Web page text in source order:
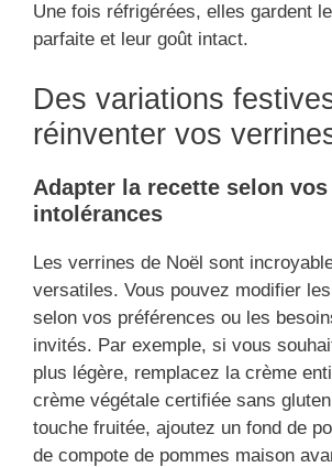
Une fois réfrigérées, elles gardent
parfaite et leur goût intact.
Des variations
réinventer vos
Adapter la recette selon
intolérances
Les verrines de Noël sont
versatiles. Vous pouvez modifier
selon vos préférences ou les
invités. Par exemple, si vous
plus légère, remplacez la crème
crème végétale certifiée sans
touche fruitée, ajoutez un fond de
de compote de pommes maison